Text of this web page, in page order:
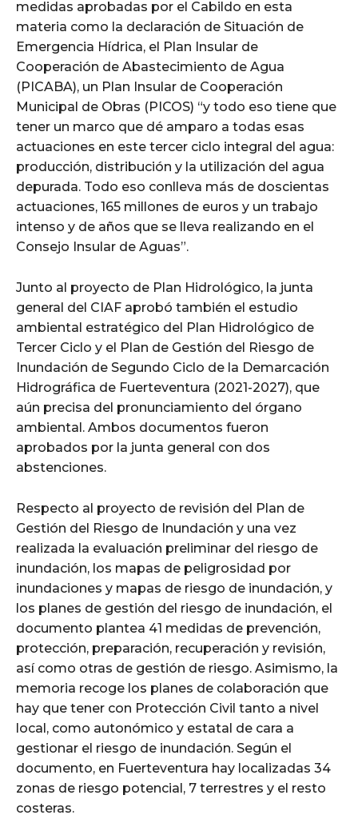
medidas aprobadas por el Cabildo en esta
materia como la declaración de Situación de
Emergencia Hídrica, el Plan Insular de
Cooperación de Abastecimiento de Agua
(PICABA), un Plan Insular de Cooperación
Municipal de Obras (PICOS) “y todo eso tiene que
tener un marco que dé amparo a todas esas
actuaciones en este tercer ciclo integral del agua:
producción, distribución y la utilización del agua
depurada. Todo eso conlleva más de doscientas
actuaciones, 165 millones de euros y un trabajo
intenso y de años que se lleva realizando en el
Consejo Insular de Aguas”.
Junto al proyecto de Plan Hidrológico, la junta
general del CIAF aprobó también el estudio
ambiental estratégico del Plan Hidrológico de
Tercer Ciclo y el Plan de Gestión del Riesgo de
Inundación de Segundo Ciclo de la Demarcación
Hidrográfica de Fuerteventura (2021-2027), que
aún precisa del pronunciamiento del órgano
ambiental. Ambos documentos fueron
aprobados por la junta general con dos
abstenciones.
Respecto al proyecto de revisión del Plan de
Gestión del Riesgo de Inundación y una vez
realizada la evaluación preliminar del riesgo de
inundación, los mapas de peligrosidad por
inundaciones y mapas de riesgo de inundación, y
los planes de gestión del riesgo de inundación, el
documento plantea 41 medidas de prevención,
protección, preparación, recuperación y revisión,
así como otras de gestión de riesgo. Asimismo, la
memoria recoge los planes de colaboración que
hay que tener con Protección Civil tanto a nivel
local, como autonómico y estatal de cara a
gestionar el riesgo de inundación. Según el
documento, en Fuerteventura hay localizadas 34
zonas de riesgo potencial, 7 terrestres y el resto
costeras.